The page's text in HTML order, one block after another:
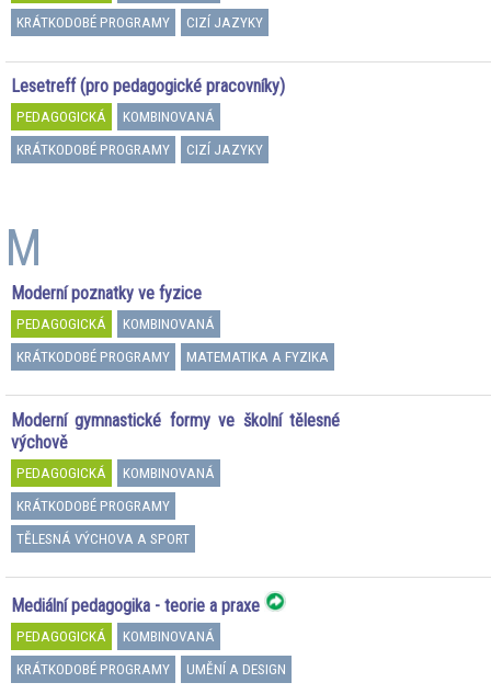
KRÁTKODOBÉ PROGRAMY
CIZÍ JAZYKY
Lesetreff (pro pedagogické pracovníky)
PEDAGOGICKÁ
KOMBINOVANÁ
KRÁTKODOBÉ PROGRAMY
CIZÍ JAZYKY
M
Moderní poznatky ve fyzice
PEDAGOGICKÁ
KOMBINOVANÁ
KRÁTKODOBÉ PROGRAMY
MATEMATIKA A FYZIKA
Moderní gymnastické formy ve školní tělesné
výchově
PEDAGOGICKÁ
KOMBINOVANÁ
KRÁTKODOBÉ PROGRAMY
TĚLESNÁ VÝCHOVA A SPORT
Mediální pedagogika - teorie a praxe
PEDAGOGICKÁ
KOMBINOVANÁ
KRÁTKODOBÉ PROGRAMY
UMĚNÍ A DESIGN